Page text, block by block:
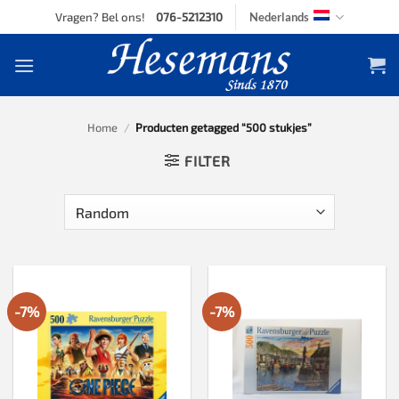
to
Vragen? Bel ons! 076-5212310 Nederlands
Home / Producten getagged “500 stukjes”
FILTER
-7% -7%